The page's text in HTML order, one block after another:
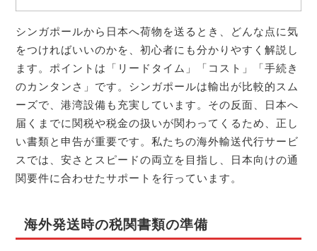
シンガポールから日本へ荷物を送るとき、どんな点に気
をつければいいのかを、初心者にも分かりやすく解説し
ます。ポイントは「リードタイム」「コスト」「手続き
のカンタンさ」です。シンガポールは輸出が比較的スム
ーズで、港湾設備も充実しています。その反面、日本へ
届くまでに関税や税金の扱いが関わってくるため、正し
い書類と申告が重要です。私たちの海外輸送代行サービ
スでは、安さとスピードの両立を目指し、日本向けの通
関要件に合わせたサポートを行っています。
海外発送時の税関書類の準備